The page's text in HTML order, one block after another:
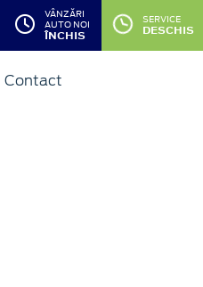
VÂNZĂRI
AUTO NOI
ÎNCHIS
SERVICE
DESCHIS
Contact